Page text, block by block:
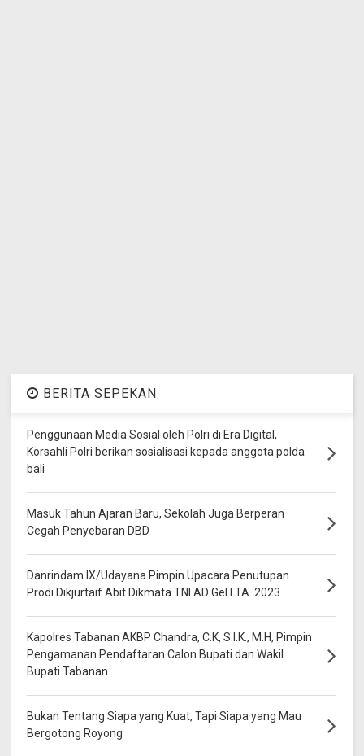
BERITA SEPEKAN
Penggunaan Media Sosial oleh Polri di Era Digital,
Korsahli Polri berikan sosialisasi kepada anggota polda
bali
Masuk Tahun Ajaran Baru, Sekolah Juga Berperan
Cegah Penyebaran DBD
Danrindam IX/Udayana Pimpin Upacara Penutupan
Prodi Dikjurtaif Abit Dikmata TNI AD Gel I TA. 2023
Kapolres Tabanan AKBP Chandra, C.K, S.I.K., M.H, Pimpin
Pengamanan Pendaftaran Calon Bupati dan Wakil
Bupati Tabanan
Bukan Tentang Siapa yang Kuat, Tapi Siapa yang Mau
Bergotong Royong